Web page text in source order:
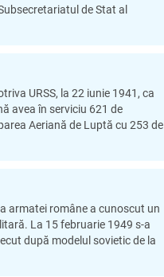
de Stat al
URSS, la 22 iunie 1941, ca
avea în serviciu 621 de
Aeriană de Luptă cu 253 de
române a cunoscut un
La 15 februarie 1949 s-a
după modelul sovietic de la